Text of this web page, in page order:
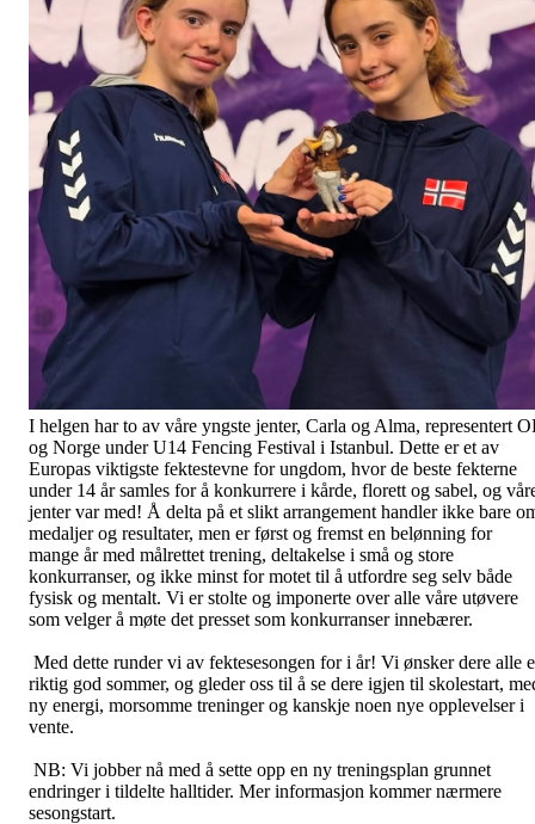
I helgen har to av våre yngste jenter, Carla og Alma, representert
og Norge under U14 Fencing Festival i Istanbul. Dette er et av
Europas viktigste fektestevne for ungdom, hvor de beste fekterne
under 14 år samles for å konkurrere i kårde, florett og sabel, og
jenter var med! Å delta på et slikt arrangement handler ikke bare
medaljer og resultater, men er først og fremst en belønning for
mange år med målrettet trening, deltakelse i små og store
konkurranser, og ikke minst for motet til å utfordre seg selv både
fysisk og mentalt. Vi er stolte og imponerte over alle våre utøvere
som velger å møte det presset som konkurranser innebærer.
Med dette runder vi av fektesesongen for i år! Vi ønsker dere alle
riktig god sommer, og gleder oss til å se dere igjen til skolestart,
ny energi, morsomme treninger og kanskje noen nye opplevelser i
vente.
NB: Vi jobber nå med å sette opp en ny treningsplan grunnet
endringer i tildelte halltider. Mer informasjon kommer nærmere
sesongstart.